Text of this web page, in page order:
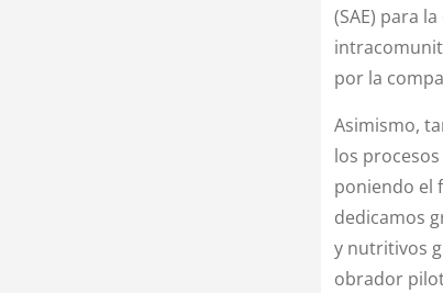
(SAE) para
por la
Asimismo,
los
poniendo el
dedicamos
y nutritivos
obrador